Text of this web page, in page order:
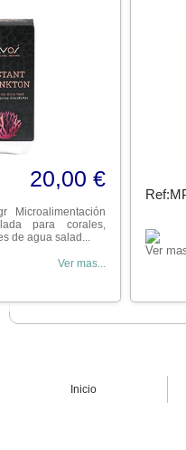
20,00 €
Microalimentación
para corales,
de agua salad...
Ver mas...
Ver
Inicio